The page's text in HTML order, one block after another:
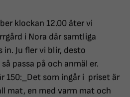
klockan 12.00 äter vi
i Nora där samtliga
Ju fler vi blir, desto
passa på och anmäl er.
150:_Det som ingår i priset är
mat, en med varm mat och